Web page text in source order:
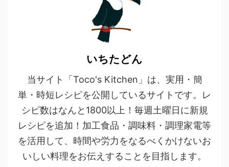
いちたどん
当サイト「Toco's Kitchen」は、実用・簡
単・時短レシピを公開しているサイトです。レ
シピ数はなんと1800以上！毎週土曜日に新規
レシピを追加！加工食品・調味料・調理家電等
を活用して、時間や労力をなるべくかけないお
いしい料理をお伝えすることを目指します。